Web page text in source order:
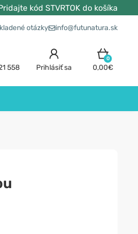
kód STVRTOKdo košíka
otázky info@futunatura.sk
558 Prihlásiť sa
0
0,00€